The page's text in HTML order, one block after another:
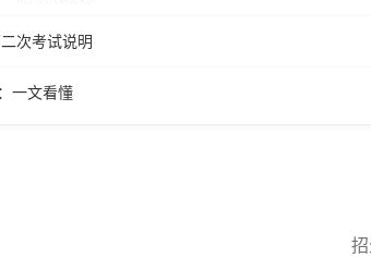
次考试说明
一文看懂